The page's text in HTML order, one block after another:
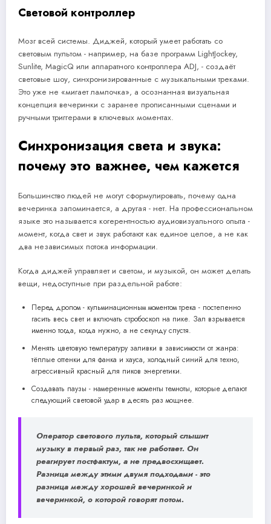
Световой контроллер
Мозг всей системы. Диджей, который умеет работать со
световым пультом - например, на базе программ LightJockey,
Sunlite, MagicQ или аппаратного контроллера ADJ, - создаёт
световые шоу, синхронизированные с музыкальными треками.
Это уже не «мигает лампочка», а осознанная визуальная
концепция вечеринки с заранее прописанными сценами и
ручными триггерами в ключевых моментах.
Синхронизация света и звука:
почему это важнее, чем кажется
Большинство людей не могут сформулировать, почему одна
вечеринка запоминается, а другая - нет. На профессиональном
языке это называется когерентностью аудиовизуального опыта -
момент, когда свет и звук работают как единое целое, а не как
два независимых потока информации.
Когда диджей управляет и светом, и музыкой, он может делать
вещи, недоступные при раздельной работе:
Перед дропом - кульминационным моментом трека - постепенно
гасить весь свет и включать стробоскоп на пике. Зал взрывается
именно тогда, когда нужно, а не секунду спустя.
Менять цветовую температуру заливки в зависимости от жанра:
тёплые оттенки для фанка и хауса, холодный синий для техно,
агрессивный красный для пиков энергетики.
Создавать паузы - намеренные моменты темноты, которые делают
следующий световой удар в десять раз мощнее.
Оператор светового пульта, который слышит
музыку в первый раз, так не работает. Он
реагирует постфактум, а не предвосхищает.
Разница между этими двумя подходами - это
разница между хорошей вечеринкой и
вечеринкой, о которой говорят потом.